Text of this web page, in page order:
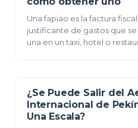
Una fapiao es la factura
justificante de gastos que
una en un taxi, hotel o
12 de junio de 2026
¿Se Puede Salir del
Internacional de
Una Escala?